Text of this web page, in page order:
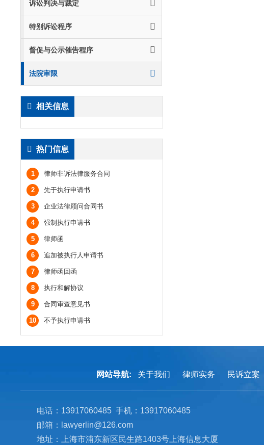
诉讼判决与裁定
特别诉讼程序
督促与公示催告程序
法院审限
相关信息
热门信息
1 律师非诉法律服务合同
2 先于执行申请书
3 企业法律顾问合同书
4 强制执行申请书
5 律师函
6 追加被执行人申请书
7 律师函回函
8 执行和解协议
9 合同审查意见书
10 不予执行申请书
网站导航: 关于我们 律师实务 民诉立案
电话：13917060485 手机：13917060485
邮箱：lawyerlin@126.com
地址：上海市浦东新区民生路1403号上海信息大厦